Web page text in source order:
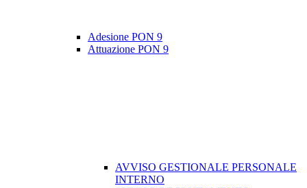
Adesione PON 9
Attuazione PON 9
AVVISO GESTIONALE PERSONALE
INTERNO